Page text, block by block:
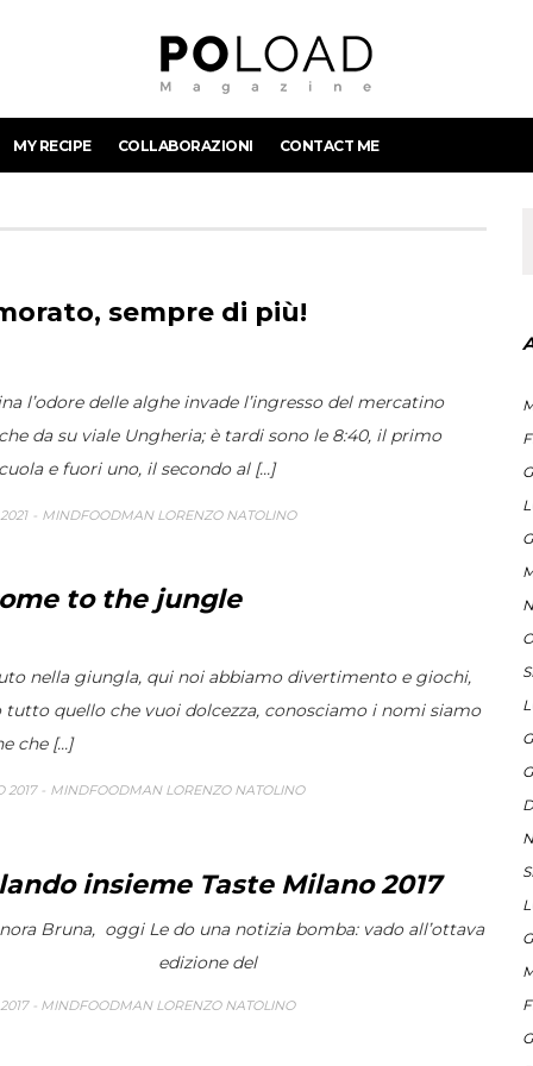
MY RECIPE COLLABORAZIONI CONTACT ME
sempre di più!
l’odore delle alghe invade l’ingresso del mercatino
da su viale Ungheria; è tardi sono le 8:40, il primo
e fuori uno, il secondo al [...]
MINDFOODMAN LORENZO NATOLINO
to the jungle
nella giungla, qui noi abbiamo divertimento e giochi,
tutto quello che vuoi dolcezza, conosciamo i nomi siamo
che [...]
2017 MINDFOODMAN LORENZO NATOLINO
insieme Taste Milano 2017
Bruna, oggi Le do una notizia bomba: vado all’ottava
edizione del
MINDFOODMAN LORENZO NATOLINO